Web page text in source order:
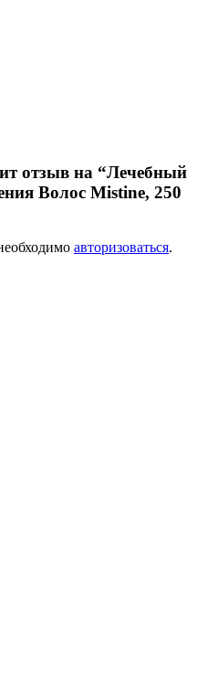
отзыв на “Лечебный
Волос Mistine, 250
авторизоваться.